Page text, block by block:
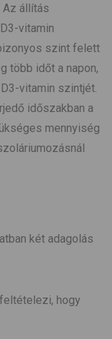
Az állítás
vitamin
szint felett
több időt a napon,
vitamin szintjét.
időszakban a
mennyiség
két adagolás
hogy